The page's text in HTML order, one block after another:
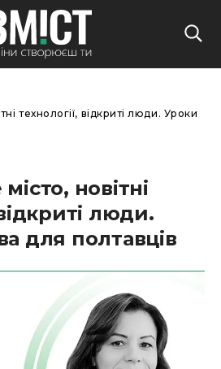
технології, відкриті люди. Уроки
новітні
люди.
для полтавців